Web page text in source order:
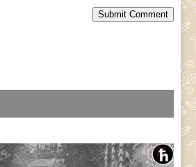
Submit Comment